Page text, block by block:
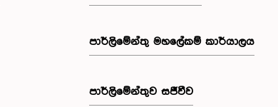
පාර්ලිමේන්තු මහලේකම් කාර්යාලය
පාර්ලිමේන්තුව සජීවීව